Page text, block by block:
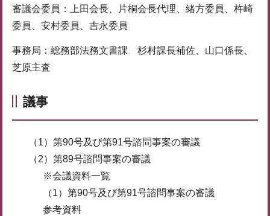
審議会委員：上田会長、片桐会長代理、緒方委員、杵崎
委員、安村委員、吉永委員
事務局：総務部法務文書課 杉村課長補佐、山口係長、
芝原主査
議事
（1）第90号及び第91号諮問事案の審議
（2）第89号諮問事案の審議
※会議資料一覧
（1）第90号及び第91号諮問事案の審議
参考資料